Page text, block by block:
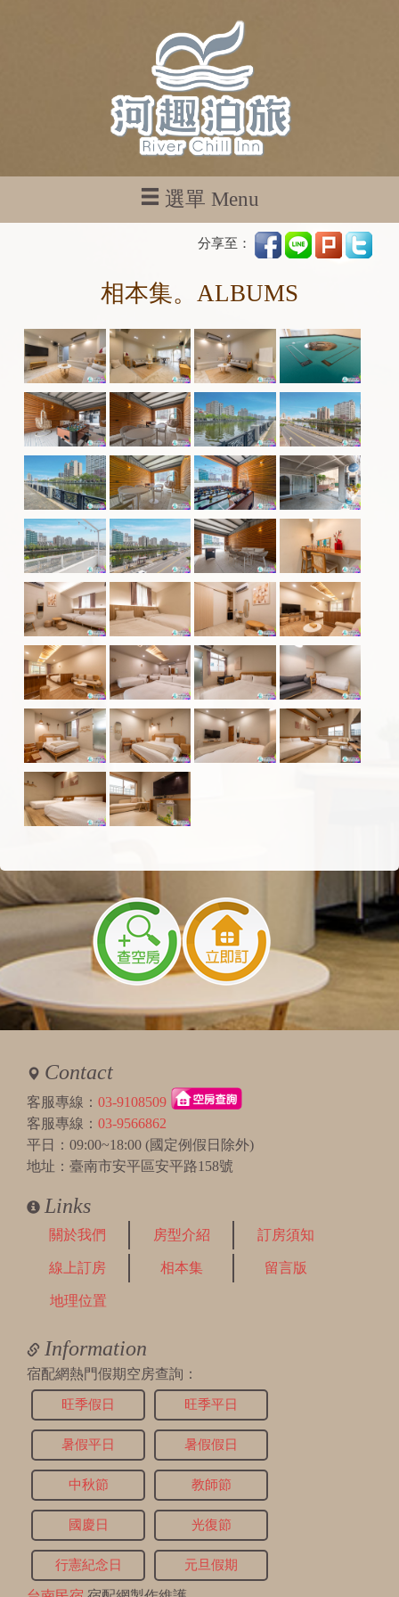
選單 Menu
分享至：
相本集。ALBUMS
Contact
客服專線： 03-9108509
客服專線： 03-9566862
平日：09:00~18:00 (國定例假日除外)
地址：臺南市安平區安平路158號
Links
關於我們 房型介紹 訂房須知
線上訂房 相本集 留言版
地理位置
Information
宿配網熱門假期空房查詢：
旺季假日 旺季平日
暑假平日 暑假假日
中秋節 教師節
國慶日 光復節
行憲紀念日 元旦假期